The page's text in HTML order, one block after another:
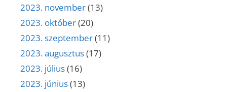
2023. november(13)
2023. október(20)
2023. szeptember(11)
2023. augusztus(17)
2023. július(16)
2023. június(13)